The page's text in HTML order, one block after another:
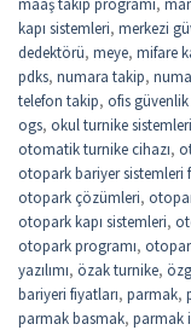
kapı sistemleri, merkezi
dedektörü, meye, mifare
pdks, numara takip,
telefon takip, ofis güvenlik
ogs, okul turnike sistemleri
otomatik turnike cihazı,
otopark bariyer sistemleri
otopark çözümleri,
otopark kapı sistemleri,
otopark programı,
yazılımı, özak turnike,
bariyeri fiyatları, parmak,
parmak basmak, parmak